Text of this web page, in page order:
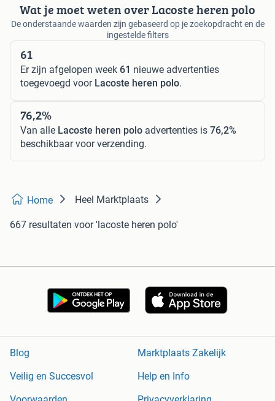
Wat je moet weten over Lacoste heren polo
De onderstaande waarden zijn gebaseerd op je zoekopdracht en de
ingestelde filters
61
Er zijn afgelopen week 61 nieuwe advertenties
toegevoegd voor Lacoste heren polo.
76,2%
Van alle Lacoste heren polo advertenties is 76,2%
beschikbaar voor verzending.
Home Heel Marktplaats
667 resultaten voor 'lacoste heren polo'
Blog
Marktplaats Zakelijk
Veilig en Succesvol
Help en Info